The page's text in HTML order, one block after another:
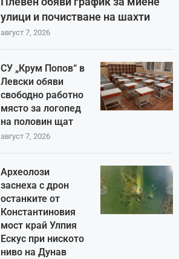
улици и почистване на шахти
август 7, 2026
СУ „Крум Попов“ в
Левски обяви
свободно работно
място за логопед
на половин щат
август 7, 2026
Археолози
заснеха с дрон
останките от
Константиновия
мост край Улпия
Ескус при ниското
ниво на Дунав